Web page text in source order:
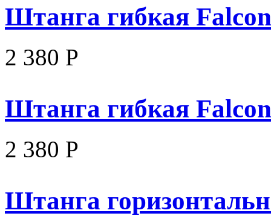
Штанга гибкая
2 380 Р
Штанга гибкая
2 380 Р
Штанга